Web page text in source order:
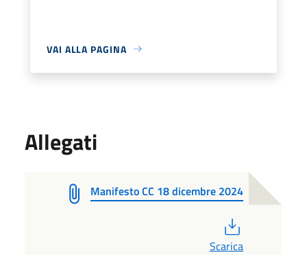
VAI ALLA PAGINA
Allegati
Manifesto CC 18 dicembre 2024
Scarica